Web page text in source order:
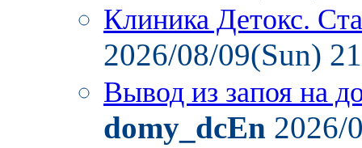
Клиника Детокс.
2026/08/09(Sun)
Вывод из запоя на
domy_dcEn 2026/